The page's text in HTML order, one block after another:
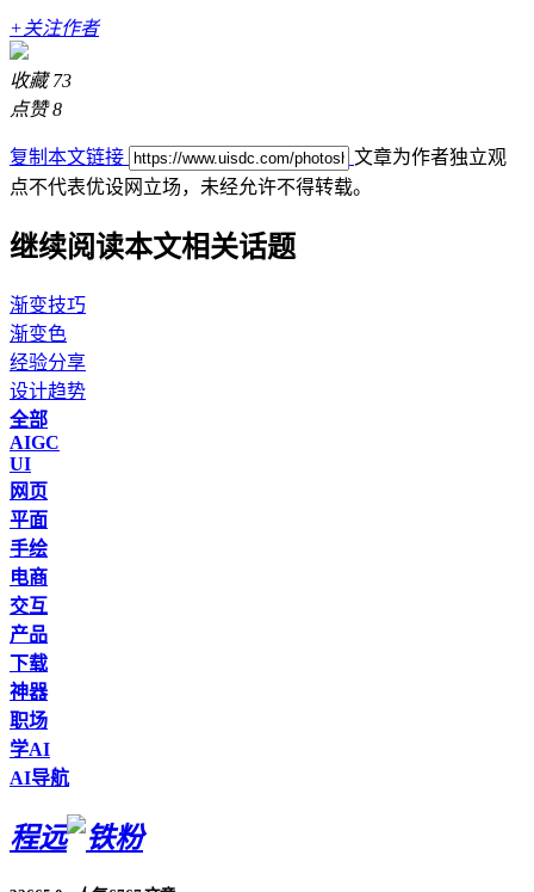
+关注作者
收藏 73
点赞 8
复制本文链接
文章为作者独立观
点不代表优设网立场， 未经允许不得转载。
继续阅读本文相关话题
渐变技巧
渐变色
经验分享
设计趋势
全部
AIGC
UI
网页
平面
手绘
电商
交互
产品
下载
神器
职场
学AI
AI导航
程远